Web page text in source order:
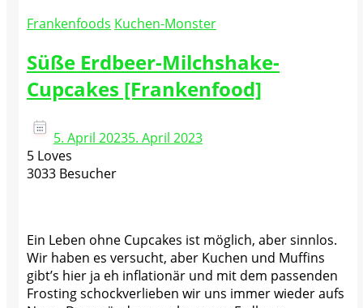
Frankenfoods Kuchen-Monster
Süße Erdbeer-Milchshake-
Cupcakes [Frankenfood]
5. April 20235. April 2023
5 Loves
3033 Besucher
Ein Leben ohne Cupcakes ist möglich, aber sinnlos.
Wir haben es versucht, aber Kuchen und Muffins
gibt’s hier ja eh inflationär und mit dem passenden
Frosting schockverlieben wir uns immer wieder aufs